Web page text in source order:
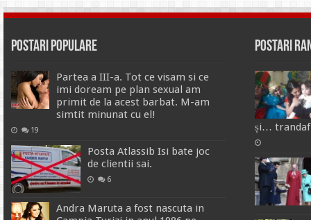
Postari Populare
Partea a III-a. Tot ce visam si ce
imi doream pe plan sexual am
primit de la acest barbat. M-am
simtit minunat cu el!
19
Posta Atlassib Isi bate joc
de clientii sai.
6
Andra Maruta a fost nascuta in
Postari
și…